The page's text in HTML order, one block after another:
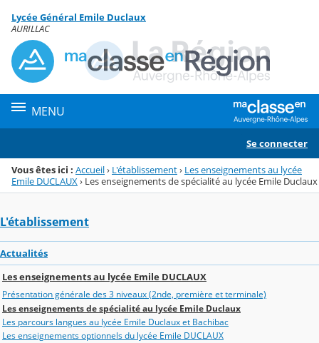
Menu de la rubrique
Contenu
Lycée Général Emile Duclaux
AURILLAC
MENU
Se connecter
Vous êtes ici : Accueil› L'établissement› Les enseignements au lycée
Emile DUCLAUX › Les enseignements de spécialité au lycée Emile Duclaux
L'établissement
Actualités
Les enseignements au lycée Emile DUCLAUX
Présentation générale des 3 niveaux (2nde, première et terminale)
Les enseignements de spécialité au lycée Emile Duclaux
Les parcours langues au lycée Emile Duclaux et Bachibac
Les enseignements optionnels du lycée Emile DUCLAUX